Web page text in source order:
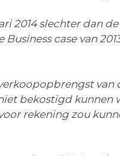
2014 slechter dan
case van
bekostigd kunnen
rekening zou